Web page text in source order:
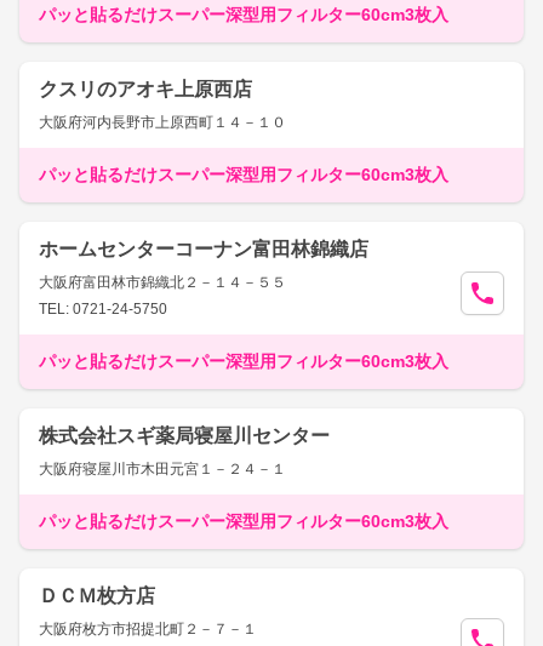
パッと貼るだけスーパー深型用フィルター60cm3枚入
クスリのアオキ上原西店
大阪府河内長野市上原西町１４－１０
パッと貼るだけスーパー深型用フィルター60cm3枚入
ホームセンターコーナン富田林錦織店
大阪府富田林市錦織北２－１４－５５
TEL: 0721-24-5750
パッと貼るだけスーパー深型用フィルター60cm3枚入
株式会社スギ薬局寝屋川センター
大阪府寝屋川市木田元宮１－２４－１
パッと貼るだけスーパー深型用フィルター60cm3枚入
ＤＣＭ枚方店
大阪府枚方市招提北町２－７－１